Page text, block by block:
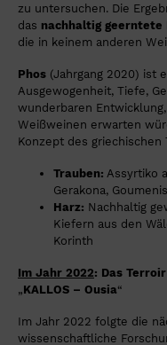
zu untersuchen. Die
das nachhaltig geerntete
die in keinem anderen
Phos (Jahrgang 2020) ist
Ausgewogenheit, Tiefe,
wunderbaren
Weißweinen erwarten
Konzept des griechischen
Trauben: Assyrtiko
Gerakona,
Harz: Nachhaltig
Kiefern aus den
Korinth
Im Jahr 2022: Das
„KALLOS – Ousia“
Im Jahr 2022 folgte die
wissenschaftliche